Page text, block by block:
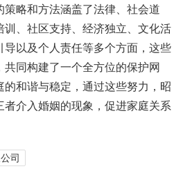
略和方法涵盖了法律、社会道
、社区支持、经济独立、文化活
以及个人责任等多个方面，这些
同构建了一个全方位的保护网
和谐与稳定，通过这些努力，昭
介入婚姻的现象，促进家庭关系
司